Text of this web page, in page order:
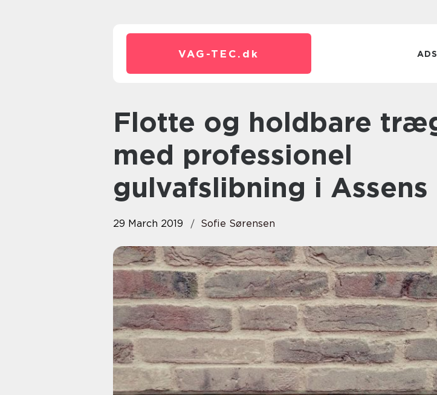
VAG-TEC. dk ADS
Flotte og holdbare trægulve
med professionel
gulvafslibning i Assens
29 March 2019 Sofie Sørensen